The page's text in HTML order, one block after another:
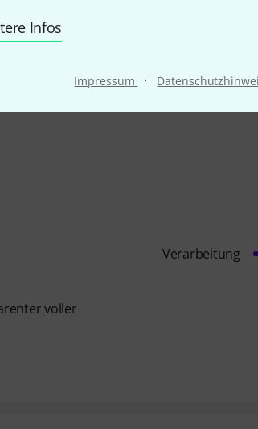
Infos
Impressum ·
voller
Verarbeitung